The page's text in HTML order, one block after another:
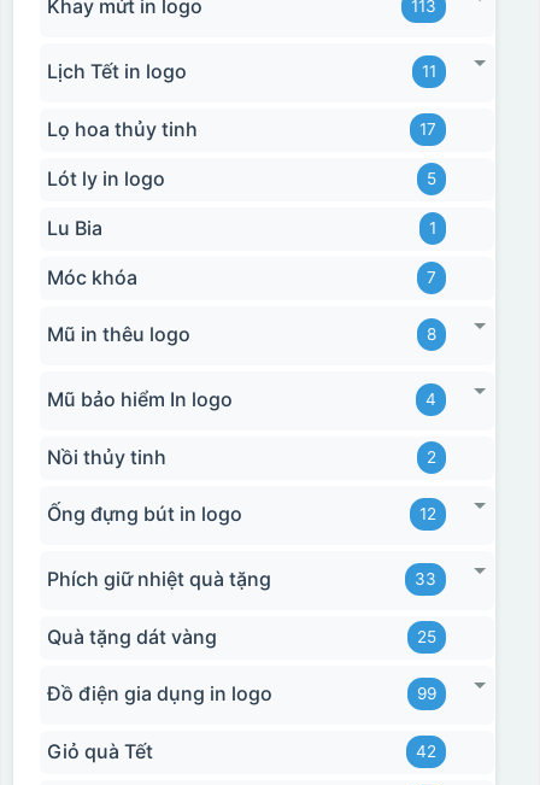
Khay mứt in logo 113
Lịch Tết in logo 11
Lọ hoa thủy tinh 17
Lót ly in logo 5
Lu Bia 1
Móc khóa 7
Mũ in thêu logo 8
Mũ bảo hiểm In logo 4
Nồi thủy tinh 2
Ống đựng bút in logo 12
Phích giữ nhiệt quà tặng 33
Quà tặng dát vàng 25
Đồ điện gia dụng in logo 99
Giỏ quà Tết 42